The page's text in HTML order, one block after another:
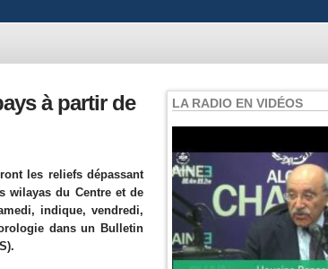
à partir de
les reliefs dépassant
wilayas du Centre et de
indique, vendredi,
dans un Bulletin
LA RADIO EN VIDÉOS